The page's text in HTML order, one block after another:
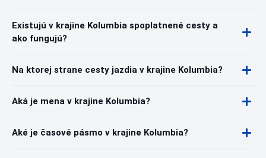
Existujú v krajine Kolumbia spoplatnené cesty a
ako fungujú?
Na ktorej strane cesty jazdia v krajine Kolumbia?
Aká je mena v krajine Kolumbia?
Aké je časové pásmo v krajine Kolumbia?